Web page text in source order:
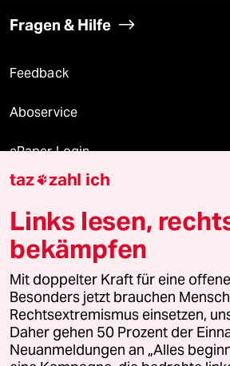
Fragen & Hilfe
Feedback
Aboservice
ePaper Login
Downloads für Abonnierende
© 2026 taz Verlags und Vertriebs
Alle Rechte vorbehalten. Bei rechtlichen
wenden Sie sich bitte an
lizenzen@taz.de
Feedback Redaktionsstatut
taz zahl ich
Links lesen,
bekämpfen
Mit doppelter Kraft für eine
Besonders jetzt brauchen
Rechtsextremismus einsetzen,
Daher gehen 50 Prozent der
Neuanmeldungen an „Alles